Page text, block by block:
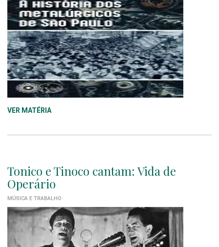
VER MATÉRIA
Tonico e Tinoco cantam: Vida de
Operário
MÚSICA E TRABALHO